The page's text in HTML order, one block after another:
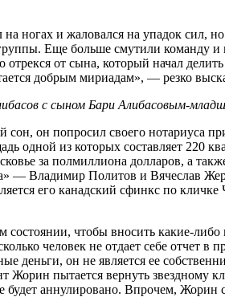
ногах и жаловался на упадок
Еще больше смутили команду и
от сына, который начал
добрым мириадам», — резко
с сыном Бари Алибасовым-
он попросил своего нотариуса
одной из которых составляет 220
за полмиллиона долларов, а
— Владимир Политов и Вячеслав
его канадский сфинкс по
чтобы вносить какие-
человек не отдает себе
деньги, он не является ее
пытается вернуть звездному
аннулировано. Впрочем, Жорин